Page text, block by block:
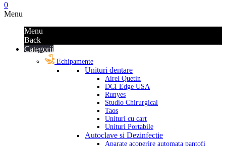
0
Menu
Menu
Back
Categorii
Echipamente
Unituri dentare
Airel Quetin
DCI Edge USA
Runyes
Studio Chirurgical
Taos
Unituri cu cart
Unituri Portabile
Autoclave si Dezinfectie
Aparate acoperire automata pantofi